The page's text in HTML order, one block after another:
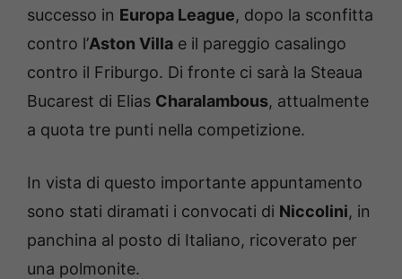
successo in Europa League, dopo la sconfitta
contro l’Aston Villa e il pareggio casalingo
contro il Friburgo. Di fronte ci sarà la Steaua
Bucarest di Elias Charalambous, attualmente
a quota tre punti nella competizione.
In vista di questo importante appuntamento
sono stati diramati i convocati di Niccolini, in
panchina al posto di Italiano, ricoverato per
una polmonite.